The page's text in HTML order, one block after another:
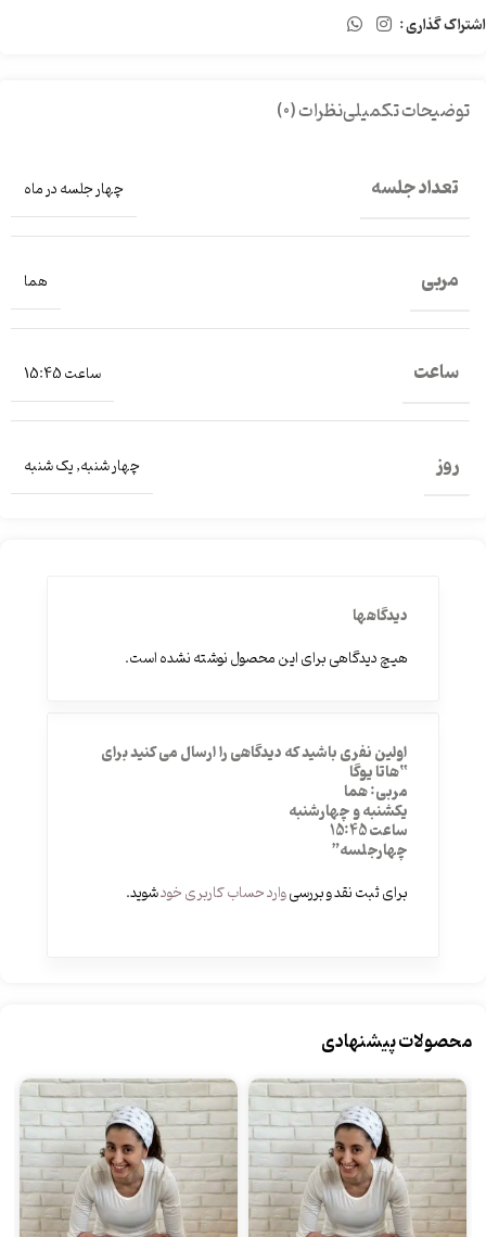
اشتراک گذاری :
توضیحات تکمیلینظرات (0)
تعداد جلسه چهار جلسه در ماه
مربی هما
ساعت ساعت 15:45
روز چهار شنبه,یک شنبه
دیدگاهها
هیچ دیدگاهی برای این محصول نوشته نشده است.
اولین نفری باشید که دیدگاهی را ارسال می کنید برای
“هاتا یوگا
مربی: هما
یکشنبه و چهارشنبه
ساعت 15:45
چهارجلسه”
برای ثبت نقد و بررسیوارد حساب کاربری خودشوید.
محصولات پیشنهادی